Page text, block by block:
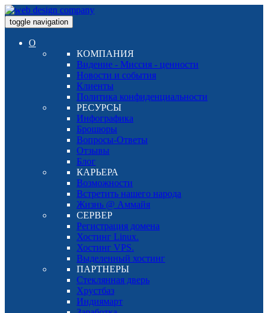
toggle navigation
О
КОМПАНИЯ
Видение - Миссия - ценности
Новости и события
Клиенты
Политика конфиденциальности
РЕСУРСЫ
Инфографика
Брошюры
Вопросы-Ответы
Отзывы
Блог
КАРЬЕРА
Возможности
Встретить нашего народа
Жизнь @ Аммайя
СЕРВЕР
Регистрация домена
Хостинг Linux.
Хостинг VPS.
Выделенный хостинг
ПАРТНЕРЫ
Стеклянная дверь
Хрустбаз
Индиямарт